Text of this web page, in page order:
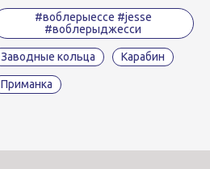
#воблерыессе #jesse
#воблерыджесси
Заводные кольца Карабин
Приманка